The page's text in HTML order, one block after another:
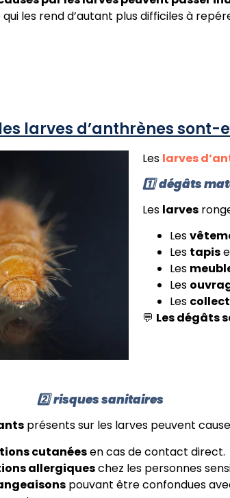
qui les rend d’autant plus difficiles à
larves d’anthrènes
Les larves
1️⃣dégâts
Les larves
Les
Les tapis
Les
Les
Les
💬 Les dégâts
2️⃣risques sanitaires
présents sur les larves peuvent
cutanéesen cas de contact direct.
allergiqueschez les personnes
pouvant être confondues